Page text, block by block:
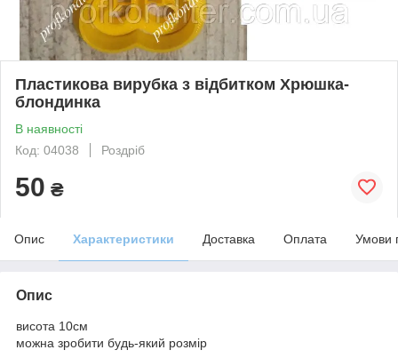
Пластикова вирубка з відбитком Хрюшка-
блондинка
В наявності
Код: 04038
Роздріб
50 ₴
Опис Характеристики Доставка Оплата Умови
Опис
висота 10см
можна зробити будь-який розмір